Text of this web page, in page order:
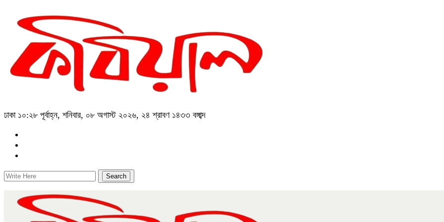
ঢাকা ১০:২৮ পূর্বাহ্ন, শনিবার, ০৮ অগাস্ট ২০২৬, ২৪ শ্রাবণ ১৪৩৩ বঙ্গাব্দ